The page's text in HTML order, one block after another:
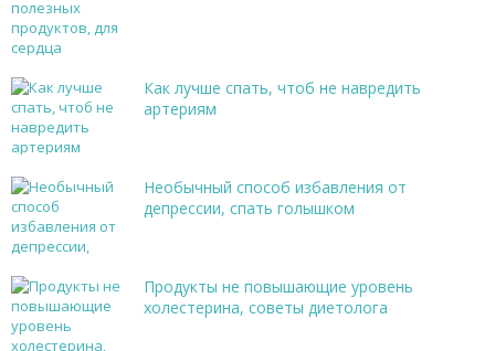
Как лучше спать, чтоб не навредить
артериям
Необычный способ избавления от
депрессии, спать голышком
Продукты не повышающие уровень
холестерина, советы диетолога